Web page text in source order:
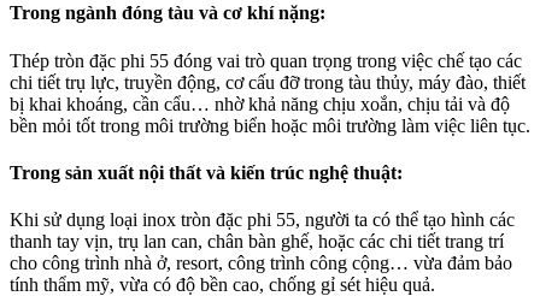
Trong ngành đóng tàu và cơ khí nặng:
Thép tròn đặc phi 55 đóng vai trò quan trọng trong việc chế tạo các
chi tiết trụ lực, truyền động, cơ cấu đỡ trong tàu thủy, máy đào, thiết
bị khai khoáng, cần cẩu… nhờ khả năng chịu xoắn, chịu tải và độ
bền mỏi tốt trong môi trường biển hoặc môi trường làm việc liên tục.
Trong sản xuất nội thất và kiến trúc nghệ thuật:
Khi sử dụng loại inox tròn đặc phi 55, người ta có thể tạo hình các
thanh tay vịn, trụ lan can, chân bàn ghế, hoặc các chi tiết trang trí
cho công trình nhà ở, resort, công trình công cộng… vừa đảm bảo
tính thẩm mỹ, vừa có độ bền cao, chống gỉ sét hiệu quả.